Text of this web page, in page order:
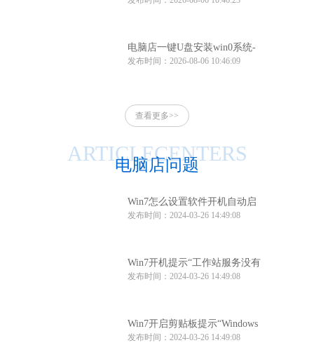
电脑店一键U盘安装win0系统-
电脑店一键u盘安装系统win10
发布时间：2026-08-06 10:46:09
查看更多>>
电脑店问题
ARTICLECENTERS
Win7怎么设置软件开机自动启
动？Win7软件开机自动启动设
发布时间：2024-03-26 14:49:08
Win7开机提示“工作站服务没有
启动”怎么办？
发布时间：2024-03-26 14:49:08
Win7开启剪贴板提示“Windows
找不到clipbrd.exe文件”怎么办
发布时间：2024-03-26 14:49:08